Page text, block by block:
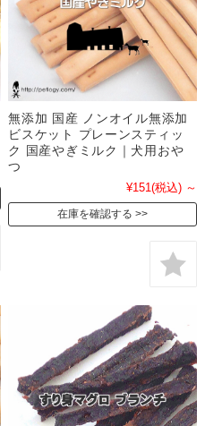
無添加 国産 ノンオイル無添加
ビスケット プレーンスティッ
ク 国産やぎミルク｜犬用おや
つ
¥151(税込) ～
在庫を確認する